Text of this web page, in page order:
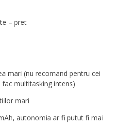
– pret
mari (nu recomand pentru cei
multitasking intens)
mari
autonomia ar fi putut fi mai